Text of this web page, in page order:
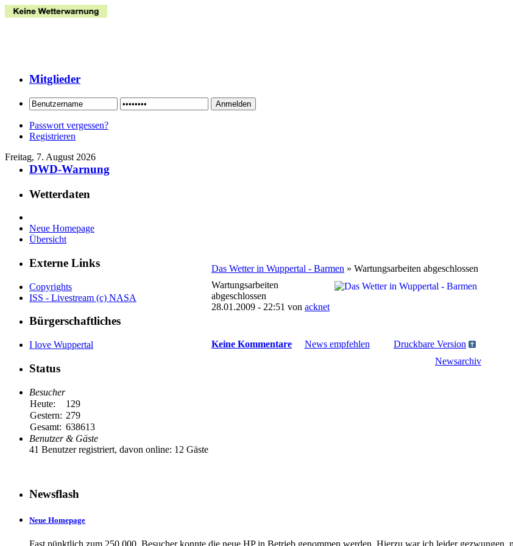
Mitglieder
Passwort vergessen?
Registrieren
Freitag, 7. August 2026
DWD-Warnung
Wetterdaten
Neue Homepage
Übersicht
Externe Links
Copyrights
ISS - Livestream (c) NASA
Bürgerschaftliches
I love Wuppertal
Status
Besucher
Heute:
129
Gestern: 279
Gesamt: 638613
Benutzer & Gäste
41 Benutzer registriert, davon online: 12 Gäste
Das Wetter in Wuppertal - Barmen » Wartungsarbeiten abgeschlossen
Wartungsarbeiten
abgeschlossen
28.01.2009 - 22:51 von acknet
Keine Kommentare News empfehlen
Druckbare Version
Newsarchiv
Newsflash
Neue Homepage
Fast pünktlich zum 250.000. Besucher konnte die neue HP in Betrieb genommen werden. Hierzu war ich leider gezwungen,